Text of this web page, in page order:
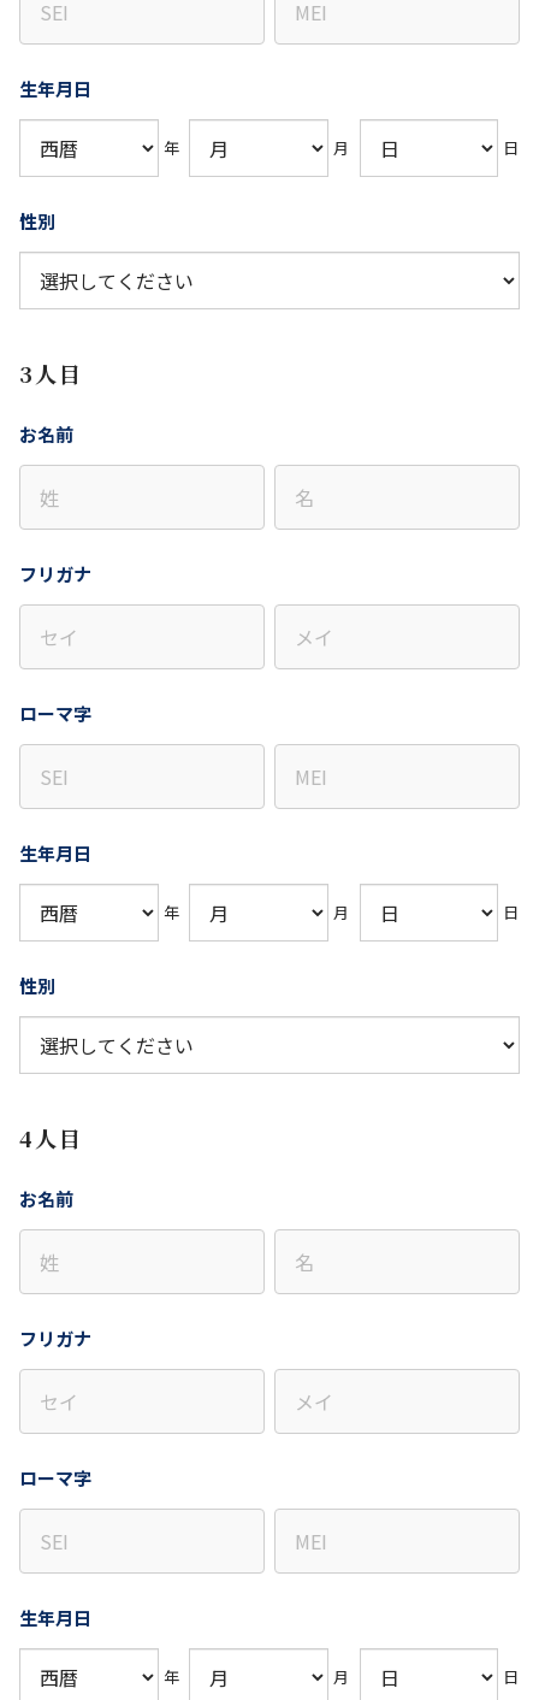
生年月日
年 月 日
性別
3人目
お名前
フリガナ
ローマ字
生年月日
年 月 日
性別
4人目
お名前
フリガナ
ローマ字
生年月日
年 月 日